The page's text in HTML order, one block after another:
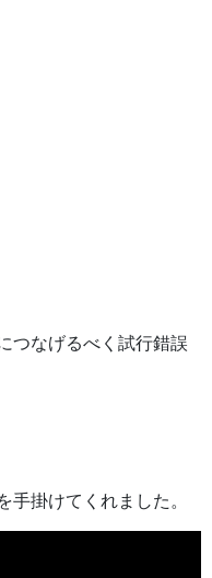
つなげるべく試行錯誤
掛けてくれました。